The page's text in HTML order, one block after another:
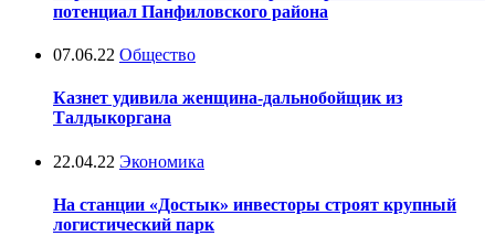
потенциал Панфиловского района
07.06.22 Общество
Казнет удивила женщина-дальнобойщик из
Талдыкоргана
22.04.22 Экономика
На станции «Достык» инвесторы строят крупный
логистический парк